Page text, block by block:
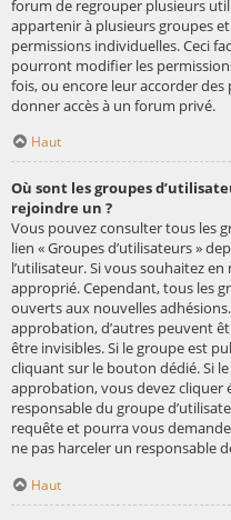
forum de regrouper plusieurs
appartenir à plusieurs groupes
permissions individuelles. Ceci
pourront modifier les
fois, ou encore leur accorder
donner accès à un forum privé.
Haut
Où sont les groupes
rejoindre un ?
Vous pouvez consulter tous les
lien « Groupes d’utilisateurs »
l’utilisateur. Si vous souhaitez
approprié. Cependant, tous les
ouverts aux nouvelles
approbation, d’autres peuvent
être invisibles. Si le groupe est
cliquant sur le bouton dédié. Si
approbation, vous devez cliquer
responsable du groupe
requête et pourra vous
ne pas harceler un responsable
Haut